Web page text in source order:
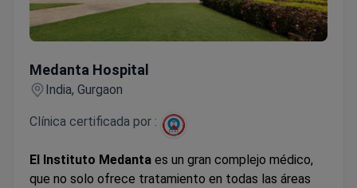
Medanta Hospital
India, Gurgaon
Clínica certificada por :
El Instituto Medanta es un gran complejo médico,
que no solo ofrece tratamiento en todas las áreas